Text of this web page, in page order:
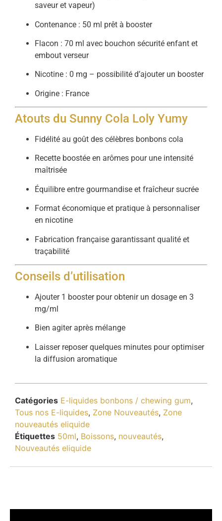
saveur et vapeur)
Contenance : 50 ml prêt à booster
Flacon : 70 ml avec bouchon sécurité enfant et
embout verseur
Nicotine : 0 mg – possibilité d’ajouter un booster
Origine : France
Atouts du Sunny Cola Loly Yumy
Fidélité au goût des célèbres bonbons cola
Recette boostée en arômes pour une intensité
maîtrisée
Équilibre entre gourmandise et fraîcheur sucrée
Format économique et pratique à personnaliser
en nicotine
Fabrication française garantissant qualité et
traçabilité
Conseils d’utilisation
Ajouter 1 booster pour obtenir un dosage en 3
mg/ml
Bien agiter après mélange
Laisser reposer quelques minutes pour optimiser
la diffusion aromatique
Catégories E-liquides bonbons / chewing gum,
Tous nos E-liquides, Zone Nouveautés, Zone
nouveautés eliquide
Étiquettes 50ml, Boissons, nouveautés,
Nouveautés eliquide